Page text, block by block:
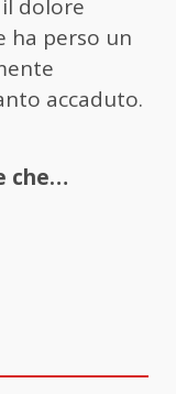
dolore
ha perso un
accaduto.
che…